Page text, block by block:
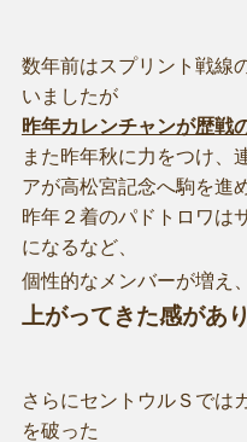
数年前はスプリント戦線
いましたが
昨年カレンチャンが歴戦
また昨年秋に力をつけ、
アが高松宮記念へ駒を進め
昨年２着のパドトロワは
になるなど、
個性的なメンバーが増え、
上がってきた感があ
さらにセントウルＳでは
を破った